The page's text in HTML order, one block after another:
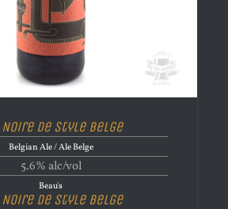
de Style Belge
Belgian Ale / Ale Belge
5.6% alc/vol
Beau's
de Style Belge